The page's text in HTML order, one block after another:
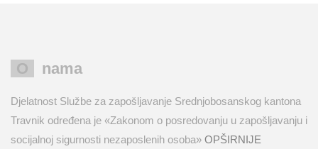
O nama
Djelatnost Službe za zapošljavanje Srednjobosanskog kantona
Travnik određena je «Zakonom o posredovanju u zapošljavanju i
socijalnoj sigurnosti nezaposlenih osoba» OPŠIRNIJE